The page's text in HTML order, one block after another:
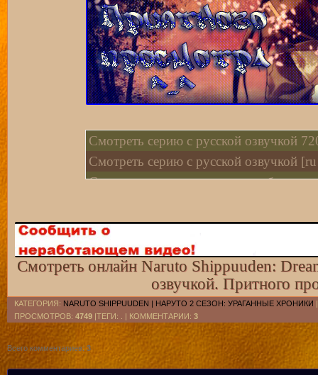
Смотреть серию с русской озвучкой
Смотреть серию с русской озвучкой
Смотреть серию с русскими
Смотреть онлайн Naruto Shippuuden:
озвучкой. Притного
КАТЕГОРИЯ: NARUTO SHIPPUUDEN | НАРУТО 2 СЕЗОН: УРАГАННЫЕ ХРОНИКИ
ПРОСМОТРОВ: 4749 |ТЕГИ: . | КОММЕНТАРИИ: 3
Всего комментариев: 3